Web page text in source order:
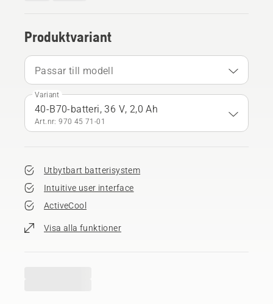
Produktvariant
Passar till modell
Variant
40-B70-batteri, 36 V, 2,0 Ah
Art.nr: 970 45 71‑01
Utbytbart batterisystem
Intuitive user interface
ActiveCool
Visa alla funktioner